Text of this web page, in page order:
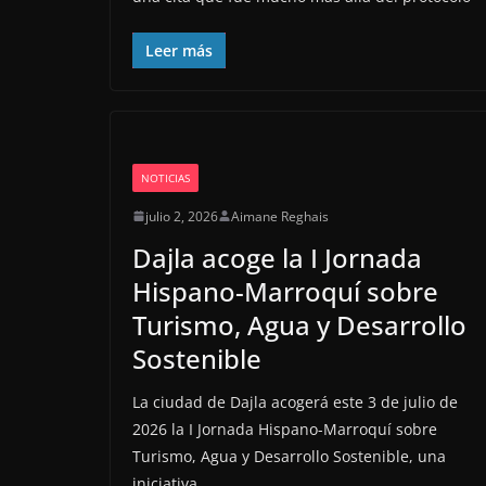
Leer más
NOTICIAS
julio 2, 2026 Aimane Reghais
Dajla acoge la I Jornada
Hispano-Marroquí sobre
Turismo, Agua y Desarrollo
Sostenible
La ciudad de Dajla acogerá este 3 de julio de
2026 la I Jornada Hispano-Marroquí sobre
Turismo, Agua y Desarrollo Sostenible, una